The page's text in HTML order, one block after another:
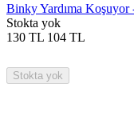
Binky Yardıma Koşuyor
Stokta yok
130 TL 104 TL
Stokta yok